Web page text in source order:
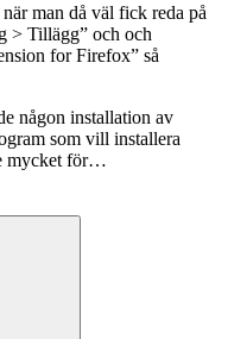
man då väl fick reda på
> Tillägg” och och
for Firefox” så
någon installation av
som vill installera
mycket för…